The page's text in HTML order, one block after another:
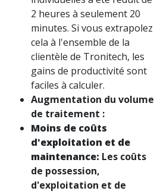
2 heures à seulement 20
minutes. Si vous extrapolez
cela à l'ensemble de la
clientèle de Tronitech, les
gains de productivité sont
faciles à calculer.
Augmentation du volume
de traitement :
Moins de coûts
d'exploitation et de
maintenance: Les coûts
de possession,
d'exploitation et de